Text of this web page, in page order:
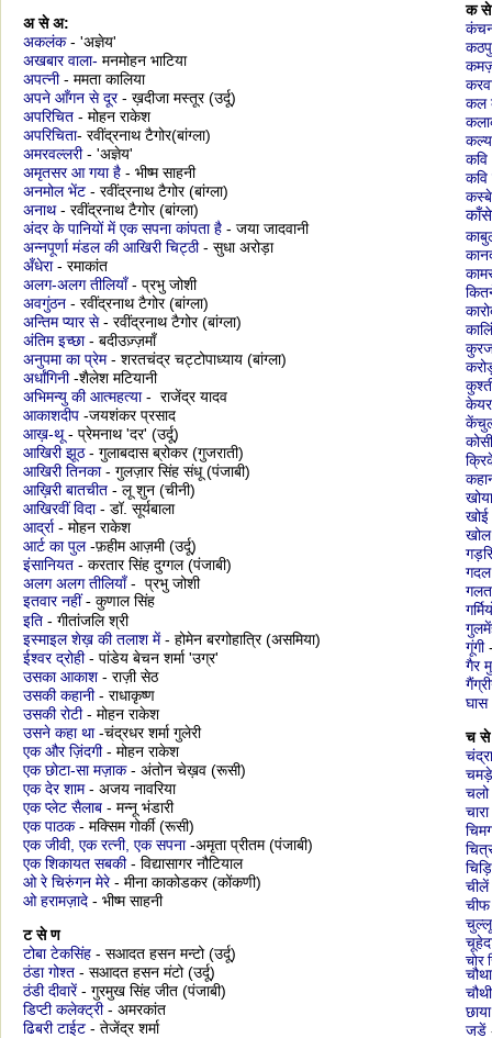
अ से अ:
अकलंक- 'अज्ञेय'
अखबार वाला- मनमोहन भाटिया
अपत्नी- ममता कालिया
अपने आँगन से दूर- ख़दीजा मस्तूर (उर्दू)
अपरिचित - मोहन राकेश
अपरिचिता- रवींद्रनाथ टैगोर(बांग्ला)
अमरवल्लरी- 'अज्ञेय'
अमृतसर आ गया है - भीष्म साहनी
अनमोल भेंट - रवींद्रनाथ टैगोर (बांग्ला)
अनाथ- रवींद्रनाथ टैगोर (बांग्ला)
अंदर के पानियों में एक सपना कांपता है - जया जादवानी
अन्नपूर्णा मंडल की आखिरी चिट्ठी- सुधा अरोड़ा
अँधेरा- रमाकांत
अलग-अलग तीलियाँ- प्रभु जोशी
अवगुंठन - रवींद्रनाथ टैगोर (बांग्ला)
अन्तिम प्यार से- रवींद्रनाथ टैगोर (बांग्ला)
अंतिम इच्छा- बदीउज़्ज़माँ
अनुपमा का प्रेम- शरतचंद्र चट्टोपाध्याय (बांग्ला)
अर्धांगिनी-शैलेश मटियानी
अभिमन्यु की आत्महत्या- राजेंद्र यादव
आकाशदीप -जयशंकर प्रसाद
आख़-थू- प्रेमनाथ 'दर' (उर्दू)
आखिरी झूठ- गुलाबदास ब्रोकर (गुजराती)
आखिरी तिनका- गुलज़ार सिंह संधू (पंजाबी)
आख़िरी बातचीत - लू शुन (चीनी)
आखिरवीं विदा- डॉ. सूर्यबाला
आर्द्रा- मोहन राकेश
आर्ट का पुल-फ़हीम आज़मी (उर्दू)
इंसानियत - करतार सिंह दुग्गल (पंजाबी)
अलग अलग तीलियाँ- प्रभु जोशी
इतवार नहीं- कुणाल सिंह
इति - गीतांजलि श्री
इस्माइल शेख़ की तलाश में- होमेन बरगोहात्रि (असमिया)
ईश्वर द्रोही- पांडेय बेचन शर्मा 'उग्र'
उसका आकाश- राज़ी सेठ
उसकी कहानी- राधाकृष्ण
उसकी रोटी- मोहन राकेश
उसने कहा था-चंद्रधर शर्मा गुलेरी
एक और ज़िंदगी- मोहन राकेश
एक छोटा-सा मज़ाक- अंतोन चेख़व (रूसी)
एक देर शाम- अजय नावरिया
एक प्लेट सैलाब - मन्नू भंडारी
एक पाठक- मक्सिम गोर्की (रूसी)
एक जीवी, एक रत्नी, एक सपना-अमृता प्रीतम (पंजाबी)
एक शिकायत सबकी- विद्यासागर नौटियाल
ओ रे चिरुंगन मेरे- मीना काकोडकर (कोंकणी)
ओ हरामज़ादे - भीष्म साहनी
ट से ण
टोबा टेकसिंह - सआदत हसन मन्टो (उर्दू)
ठंडा गोश्त - सआदत हसन मंटो (उर्दू)
ठंडी दीवारें- गुरमुख सिंह जीत (पंजाबी)
डिप्टी कलेक्ट्री- अमरकांत
ढिबरी टाईट - तेजेंद्र शर्मा
क
कल
कवि
कवि
खोल
गदल
गूंगी-
गैर
घास
च
चमड़े
चलो
चीलें
चीफ
चोर
छाया
जडें